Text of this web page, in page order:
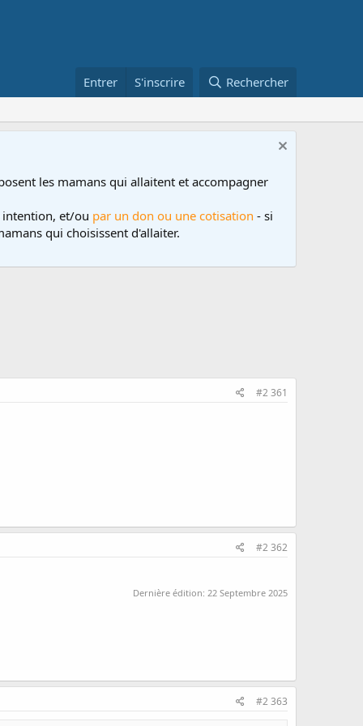
Entrer S'inscrire Rechercher
les mamans qui allaitent et accompagner
intention, et/ou par un don ou une cotisation - si
qui choisissent d'allaiter.
#2 361
#2 362
Dernière édition: 22 Septembre 2025
#2 363